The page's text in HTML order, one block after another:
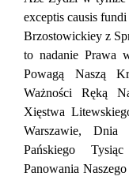
exceptis causis
Brzostowickiey z
to nadanie Prawa
Powagą Naszą
Ważności Ręką
Xięstwa
Warszawie, Dnia
Pańskiego
Panowania